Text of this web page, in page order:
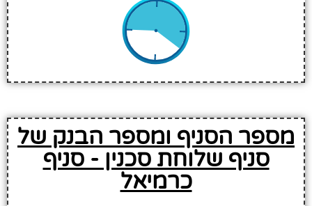
מספר הסניף ומספר הבנק של
סניף שלוחת סכנין - סניף
כרמיאל